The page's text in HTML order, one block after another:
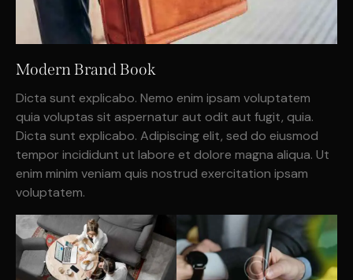
Modern Brand Book
Dicta sunt explicabo. Nemo enim ipsam voluptatem
quia voluptas sit aspernatur aut odit aut fugit, quia.
Dicta sunt explicabo. Adipiscing elit, sed do eiusmod
tempor incididunt ut labore et dolore magna aliqua. Ut
enim minim veniam quis nostrud exercitation ipsam
voluptatem.